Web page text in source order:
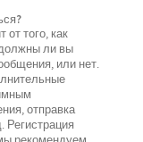
от того, как
ли вы
или нет.
отправка
Регистрация